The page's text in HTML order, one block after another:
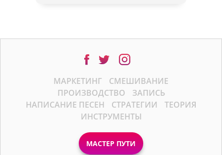
МАРКЕТИНГ
СМЕШИВАНИЕ
ПРОИЗВОДСТВО
ЗАПИСЬ
НАПИСАНИЕ ПЕСЕН
СТРАТЕГИИ
ТЕОРИЯ
ИНСТРУМЕНТЫ
МАСТЕР ПУТИ